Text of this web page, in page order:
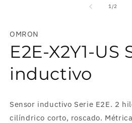
ventana
1/de2
OMRON
E2E-X2Y1-US
inductivo
Sensor inductivo Serie E2E. 2
cilíndrico corto, roscado.